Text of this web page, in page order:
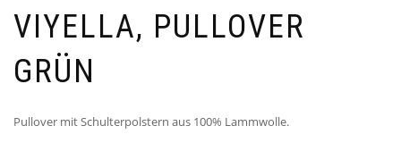
VIYELLA, PULLOVER
GRÜN
Pullover mit Schulterpolstern aus 100% Lammwolle.